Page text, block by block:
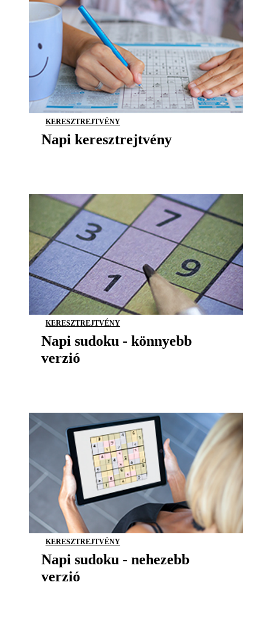
KERESZTREJTVÉNY
Napi keresztrejtvény
KERESZTREJTVÉNY
Napi sudoku - könnyebb
verzió
KERESZTREJTVÉNY
Napi sudoku - nehezebb
verzió